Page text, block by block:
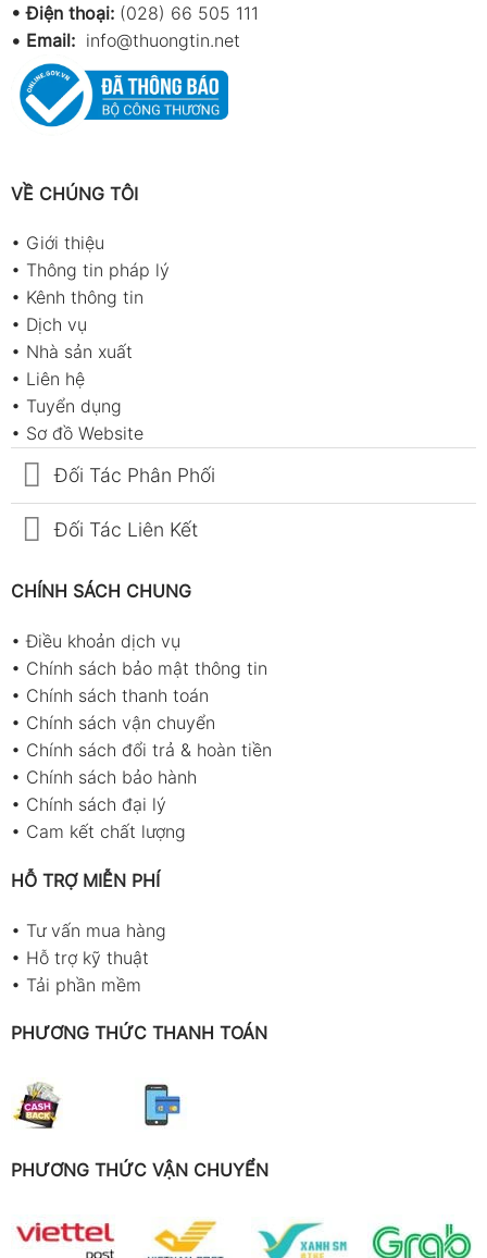
• Điện thoại: (028) 66 505 111
• Email: info@thuongtin.net
VỀ CHÚNG TÔI
• Giới thiệu
• Thông tin pháp lý
• Kênh thông tin
• Dịch vụ
• Nhà sản xuất
• Liên hệ
• Tuyển dụng
• Sơ đồ Website
Đối Tác Phân Phối
Đối Tác Liên Kết
CHÍNH SÁCH CHUNG
•Điều khoản dịch vụ
• Chính sách bảo mật thông tin
• Chính sách thanh toán
• Chính sách vận chuyển
• Chính sách đổi trả & hoàn tiền
• Chính sách bảo hành
• Chính sách đại lý
• Cam kết chất lượng
HỖ TRỢ MIỄN PHÍ
• Tư vấn mua hàng
• Hỗ trợ kỹ thuật
• Tải phần mềm
PHƯƠNG THỨC THANH TOÁN
PHƯƠNG THỨC VẬN CHUYỂN